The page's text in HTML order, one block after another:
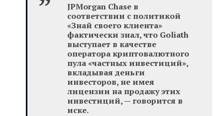
JPMorgan Chase в
соответствии с политикой
«Знай своего клиента»
фактически знал, что Goliath
выступает в качестве
оператора криптовалютного
пула «частных инвестиций»,
вкладывая деньги
инвесторов, не имея
лицензии на продажу этих
инвестиций, — говорится в
иске.